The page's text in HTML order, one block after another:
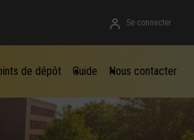
Se connecter
de dépôt Guide Nous contacter